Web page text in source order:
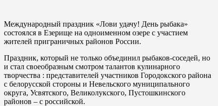
Международный праздник «Лови удачу! День рыбака»
состоялся в Езерище на одноименном озере с участием
жителей приграничных районов России.
Праздник, который не только объединил рыбаков-соседей, но
и стал своеобразным смотром талантов кулинарного
творчества : представителей участников Городокского района
с белорусской стороны и Невельского муниципального
округа, Усвятского, Великолукского, Пустошкинского
районов – с российской.